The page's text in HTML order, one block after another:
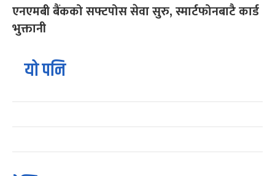
एनएमबी बैंकको सफ्टपोस सेवा सुरु, स्मार्टफोनबाटै कार्ड
भुक्तानी
यो पनि